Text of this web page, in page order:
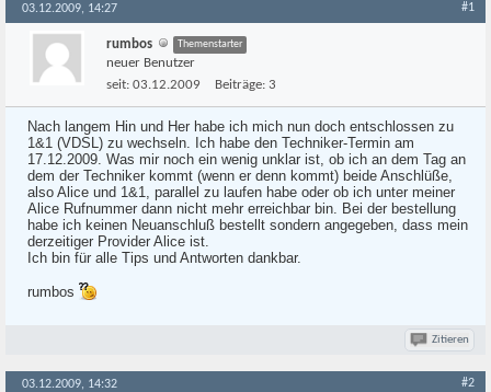
03.12.2009, 14:27 #1
rumbos Themenstarter
neuer Benutzer
seit: 03.12.2009 Beiträge: 3
Nach langem Hin und Her habe ich mich nun doch entschlossen zu
1&1 (VDSL) zu wechseln. Ich habe den Techniker-Termin am
17.12.2009. Was mir noch ein wenig unklar ist, ob ich an dem Tag an
dem der Techniker kommt (wenn er denn kommt) beide Anschlüße,
also Alice und 1&1, parallel zu laufen habe oder ob ich unter meiner
Alice Rufnummer dann nicht mehr erreichbar bin. Bei der bestellung
habe ich keinen Neuanschluß bestellt sondern angegeben, dass mein
derzeitiger Provider Alice ist.
Ich bin für alle Tips und Antworten dankbar.
rumbos
Zitieren
03.12.2009, 14:32 #2